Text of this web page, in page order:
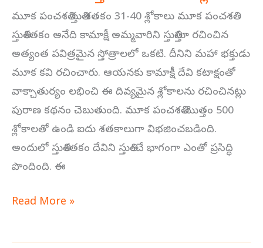
మూక పంచశతి స్తుతి శతకం 31-40 శ్లోకాలు మూక పంచశతి
స్తుతిశతకం అనేది కామాక్షీ అమ్మవారిని స్తుతిస్తూ రచించిన
అత్యంత పవిత్రమైన స్తోత్రాలలో ఒకటి. దీనిని మహా భక్తుడు
మూక కవి రచించారు. ఆయనకు కామాక్షీ దేవి కటాక్షంతో
వాక్చాతుర్యం లభించి ఈ దివ్యమైన శ్లోకాలను రచించినట్లు
పురాణ కథనం చెబుతుంది. మూక పంచశతి మొత్తం 500
శ్లోకాలతో ఉండి ఐదు శతకాలుగా విభజించబడింది.
అందులో స్తుతిశతకం దేవిని స్తుతించే భాగంగా ఎంతో ప్రసిద్ధి
పొందింది. ఈ
Read More »